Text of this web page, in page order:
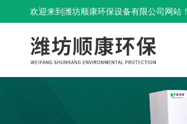
欢迎来到潍坊顺康环保设备有限公司网站！